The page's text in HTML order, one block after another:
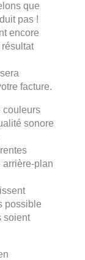
que
pas !
encore
facture.
couleurs
sonore
arrière-plan
possible
soient